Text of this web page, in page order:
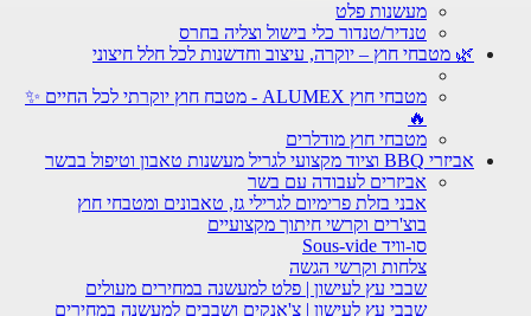
מעשנות פלט
טנדיר/טנדור כלי בישול וצליה בחרס
🌿 מטבחי חוץ – יוקרה, עיצוב וחדשנות לכל חלל חיצוני
מטבחי חוץ ALUMEX - מטבח חוץ יוקרתי לכל החיים ✨
מטבחי חוץ מודלרים
אביזרי BBQ וציוד מקצועי לגריל מעשנות טאבון וטיפול בבשר
אביזרים לעבודה עם בשר
אבני בזלת פרימיום לגרילי גז, טאבונים ומטבחי חוץ
בוצ'רים וקרשי חיתוך מקצועיים
סו-וויד Sous-vide
צלחות וקרשי הגשה
שבבי עץ לעישון | פלט למעשנה במחירים מעולים
שבבי עץ לעישון | צ'אנקים ושבבים למעשנה במחירים